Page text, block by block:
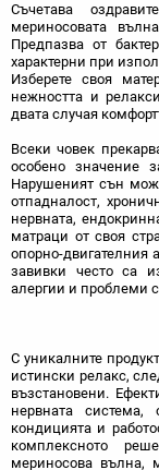
Съчетава
мериносовата
Предпазва от
характерни при
Изберете своя
нежността и
двата случая
Всеки човек
особено значение
Нарушеният сън
отпадналост,
нервната,
матраци от своя
опорно-двигателния
завивки често са
алергии и проблеми
С уникалните
истински релакс,
възстановени.
нервната система,
кондицията и
комплексното
мериносова вълна,